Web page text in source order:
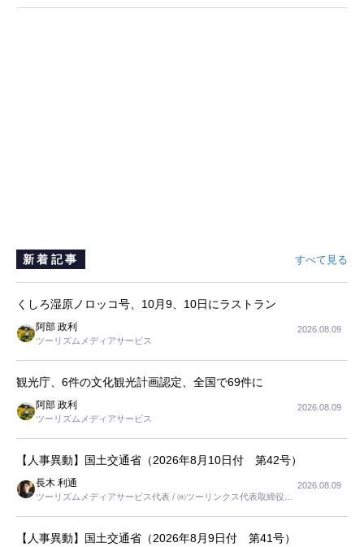
新着記事 すべて見る
くしろ湿原ノロッコ号、10月9、10日にラストラン
阿部 政利
ツーリズムメディアサービス
2026.08.09
観光庁、6件の文化観光計画認定、全国で69件に
阿部 政利
ツーリズムメディアサービス
2026.08.09
【人事異動】国土交通省（2026年8月10日付 第42号）
長木 利通
ツーリズムメディアサービス代表 / ㈱ツーリンクス代表取締役社
2026.08.09
【人事異動】国土交通省（2026年8月9日付 第41号）